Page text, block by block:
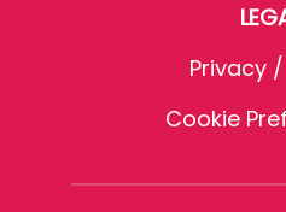
Privacy
Cookie